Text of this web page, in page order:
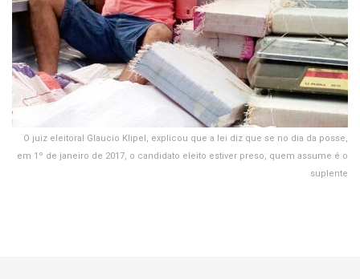
O juiz eleitoral Glaucio Klipel, explicou que a lei diz que se no dia da posse,
em 1º de janeiro de 2017, o candidato eleito estiver preso, quem assume é o
suplente